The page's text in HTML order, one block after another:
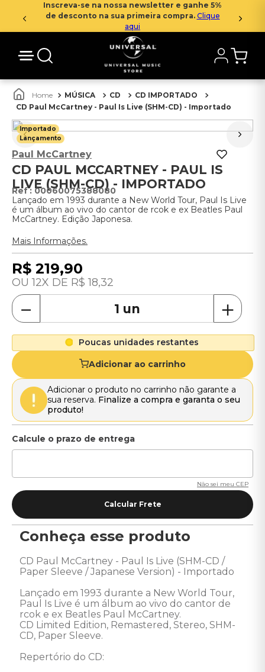
Inscreva-se na nossa newsletter e ganhe 5%
de desconto na sua primeira compra. Clique
aqui
MÚSICA CD
CD IMPORTADO
CD Paul McCartney - Paul Is Live (SHM-CD) - Importado
Importado
Lançamento
Paul McCartney
CD PAUL MCCARTNEY - PAUL IS
LIVE (SHM-CD) - IMPORTADO
: 00060075388080
Lançado em 1993 durante a New World Tour, Paul Is Live
é um álbum ao vivo do cantor de rcok e ex Beatles Paul
McCartney. Edição Japonesa.
Mais Informações.
R$ 219,90
12 R$ 18,32
＋
－
Poucas unidades restantes
Adicionar ao carrinho
Adicionar o produto no carrinho não garante a
sua reserva. Finalize a compra e garanta o seu
produto!
Não sei meu CEP
Conheça esse produto
CD Paul McCartney - Paul Is Live (SHM-CD /
Paper Sleeve / Japanese Version) - Importado
Lançado em 1993 durante a New World Tour,
Paul Is Live é um álbum ao vivo do cantor de
rcok e ex Beatles Paul McCartney.
CD Limited Edition, Remastered, Stereo, SHM-
CD, Paper Sleeve.
Repertório do CD: